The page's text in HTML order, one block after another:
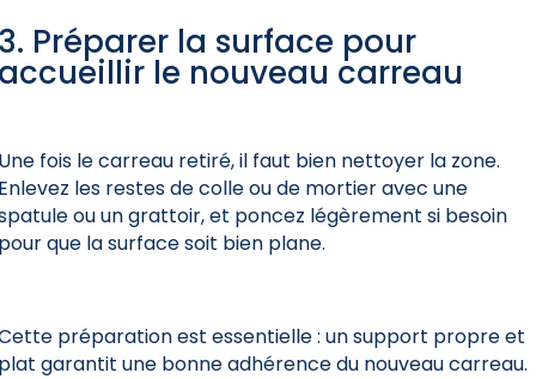
Préparer la surface pour
le nouveau carreau
fois le carreau retiré, il faut bien nettoyer la zone.
les restes de colle ou de mortier avec une
ou un grattoir, et poncez légèrement si besoin
que la surface soit bien plane.
préparation est essentielle : un support propre et
garantit une bonne adhérence du nouveau carreau.